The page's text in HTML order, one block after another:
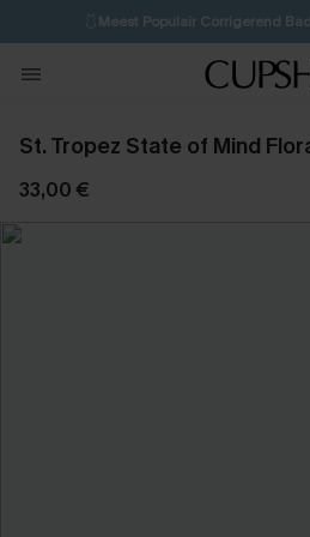
🩱Meest Populair Corrigerend
💌Abonneer je & ontvang
Koop 3, krijg 15% korting
St. Tropez State of Mind
33,00 €